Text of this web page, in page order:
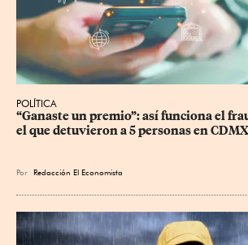
POLÍTICA
“Ganaste un premio”: así funciona el
el que detuvieron a 5 personas en
Por Redacción El Economista